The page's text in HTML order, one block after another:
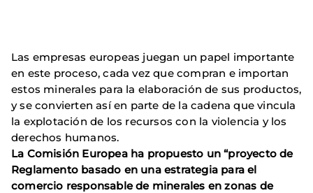
Las empresas europeas juegan un papel importante
en este proceso, cada vez que compran e importan
estos minerales para la elaboración de sus productos,
y se convierten así en parte de la cadena que vincula
la explotación de los recursos con la violencia y los
derechos humanos.
La Comisión Europea ha propuesto un “proyecto de
Reglamento basado en una estrategia para el
comercio responsable de minerales en zonas de